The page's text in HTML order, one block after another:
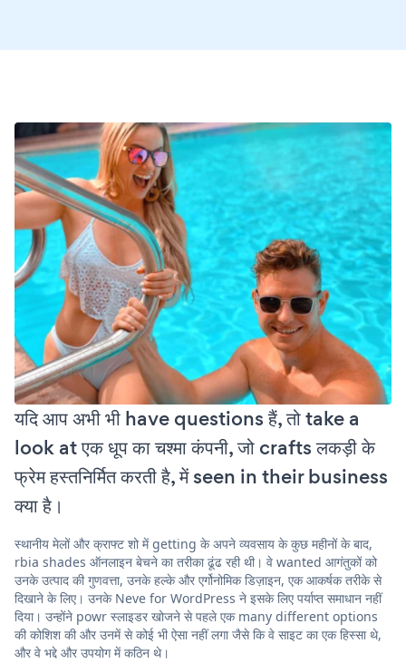
यदि आप अभी भी have questions हैं, तो take a
look at एक धूप का चश्मा कंपनी, जो crafts लकड़ी के
फ्रेम हस्तनिर्मित करती है, में seen in their business
क्या है।
स्थानीय मेलों और क्राफ्ट शो में getting के अपने व्यवसाय के कुछ महीनों के बाद,
rbia shades ऑनलाइन बेचने का तरीका ढूंढ रही थी। वे wanted आगंतुकों को
उनके उत्पाद की गुणवत्ता, उनके हल्के और एर्गोनोमिक डिज़ाइन, एक आकर्षक तरीके से
दिखाने के लिए। उनके Neve for WordPress ने इसके लिए पर्याप्त समाधान नहीं
दिया। उन्होंने powr स्लाइडर खोजने से पहले एक many different options
की कोशिश की और उनमें से कोई भी ऐसा नहीं लगा जैसे कि वे साइट का एक हिस्सा थे,
और वे भद्दे और उपयोग में कठिन थे।